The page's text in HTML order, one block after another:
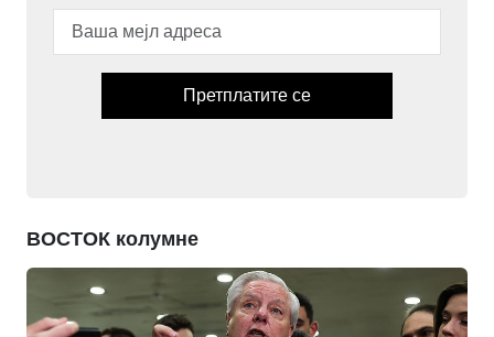
Претплатите се
ВОСТОК колумне